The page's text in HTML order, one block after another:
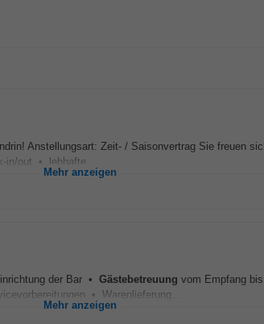
Anstellungsart: Zeit- / Saisonvertrag Sie freuen
in/out • lebhafte,...
Mehr anzeigen
der Bar • Gästebetreuung vom Empfang
• Warenlieferung...
Mehr anzeigen